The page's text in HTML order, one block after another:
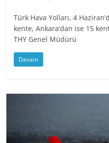
Türk Hava Yolları, 4
kente, Ankara’dan ise 15
THY Genel Müdürü
Devam